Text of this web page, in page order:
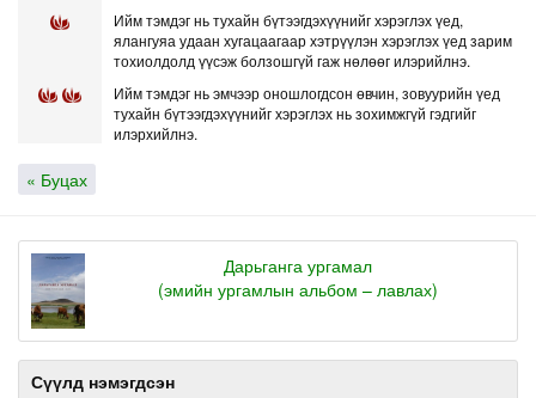
Ийм тэмдэг нь тухайн бүтээгдэхүүнийг хэрэглэх үед,
ялангуяа удаан хугацаагаар хэтрүүлэн хэрэглэх үед зарим
тохиолдолд үүсэж болзошгүй гаж нөлөөг илэрийлнэ.
Ийм тэмдэг нь эмчээр оношлогдсон өвчин, зовуурийн үед
тухайн бүтээгдэхүүнийг хэрэглэх нь зохимжгүй гэдгийг
илэрхийлнэ.
« Буцах
Дарьганга ургамал
(эмийн ургамлын альбом – лавлах)
Сүүлд нэмэгдсэн